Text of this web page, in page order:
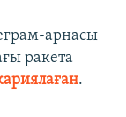
арнасы
ракета
.